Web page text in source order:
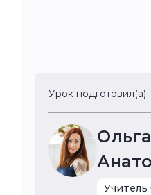
Урок подготовил(а)
Ольга
Учитель